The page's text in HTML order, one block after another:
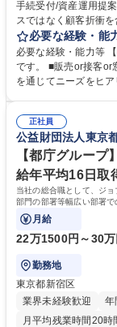
手続受付/資産運用提案)/後方事務/
スではなく顧客折衝
事していただきます
ーション、お客様対応 ■窓口にて、ご来店された個人のお客様に対して金
融商品のご提案 ■効率
に必ずご覧ください
必要な経験・能
必要な経験・能力等
です。 ■販売or接客or
を通じてニーズをヒアリ
事務経験 ■金融商品
るので安心して入行
や社内副業等を活用
ます。 学歴・資格 学歴：大学院 大学 高専 短大 専修学校 高校 語学力：
資格：
正社員
公益財団法人東京
【都庁グルー
給年平均16日取
当社の総合職として、ジ
部門の部署等幅広い部署で
ております！ ※下記業務詳
月給
22万1500円～30万
勤務地
東京都新宿区
業界未経験歓迎
年
月平均残業時間20時